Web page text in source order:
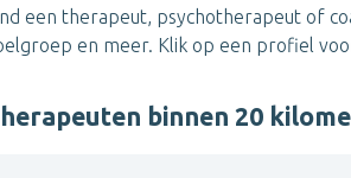
een therapeut, psychotherapeut of
en meer. Klik op een profiel
binnen 20